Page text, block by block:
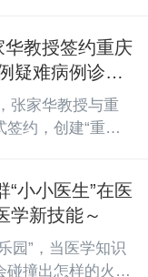
华教授签约重庆
疑难病例诊疗
康
张家华教授与重
约，创建“重庆
副院长，王海院长
科、设备科和泌
员参加，本月30
年元月8日正式开
“小小医生”在医
学新技能～
园”，当医学知识
碰撞出怎样的火